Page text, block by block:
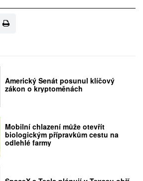
Americký Senát posunul klíčový
zákon o kryptoměnách
Mobilní chlazení může otevřít
biologickým přípravkům cestu na
odlehlé farmy